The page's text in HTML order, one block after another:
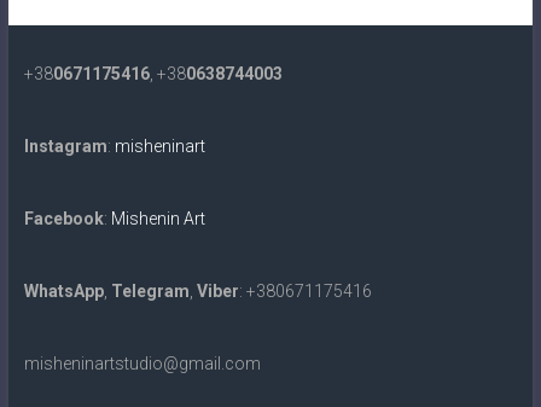
+380671175416, +380638744003
Instagram: misheninart
Facebook: Mishenin Art
WhatsApp, Telegram Viber: +380671175416
misheninartstudio@gmail.com